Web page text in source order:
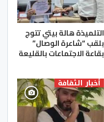
التلميذة هالة بيتي تتوج
بلقب “شاعرة الوصال”
بقاعة الاجتماعات بالقليعة
أخبار الثقافة